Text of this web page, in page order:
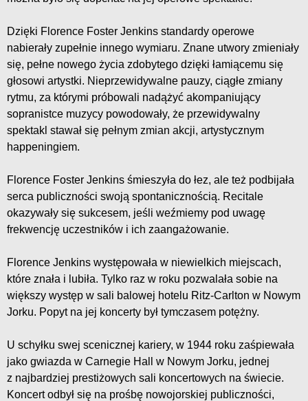
Dzięki Florence Foster Jenkins standardy operowe
nabierały zupełnie innego wymiaru. Znane utwory zmieniały
się, pełne nowego życia zdobytego dzięki łamiącemu się
głosowi artystki. Nieprzewidywalne pauzy, ciągłe zmiany
rytmu, za którymi próbowali nadążyć akompaniujący
sopranistce muzycy powodowały, że przewidywalny
spektakl stawał się pełnym zmian akcji, artystycznym
happeningiem.
Florence Foster Jenkins śmieszyła do łez, ale też podbijała
serca publiczności swoją spontanicznością. Recitale
okazywały się sukcesem, jeśli weźmiemy pod uwagę
frekwencję uczestników i ich zaangażowanie.
Florence Jenkins występowała w niewielkich miejscach,
które znała i lubiła. Tylko raz w roku pozwalała sobie na
większy występ w sali balowej hotelu Ritz-Carlton w Nowym
Jorku. Popyt na jej koncerty był tymczasem potężny.
U schyłku swej scenicznej kariery, w 1944 roku zaśpiewała
jako gwiazda w Carnegie Hall w Nowym Jorku, jednej
z najbardziej prestiżowych sali koncertowych na świecie.
Koncert odbył się na prośbę nowojorskiej publiczności,